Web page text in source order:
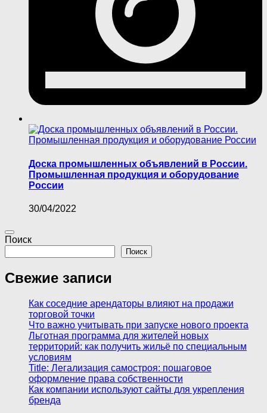
Доска промышленных объявлений в России.
Промышленная продукция и оборудование
России
30/04/2022
Поиск
Поиск
Свежие записи
Как соседние арендаторы влияют на продажи
торговой точки
Что важно учитывать при запуске нового проекта
Льготная программа для жителей новых
территорий: как получить жильё по специальным
условиям
Title: Легализация самостроя: пошаговое
оформление права собственности
Как компании используют сайты для укрепления
бренда